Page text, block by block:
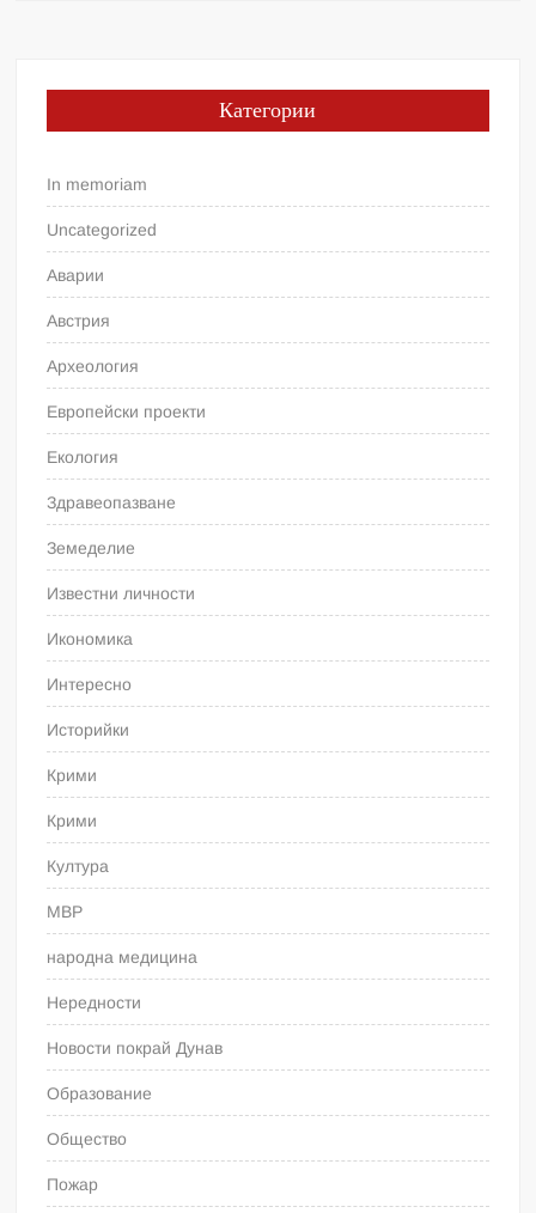
Категории
In memoriam
Uncategorized
Аварии
Австрия
Археология
Европейски проекти
Екология
Здравеопазване
Земеделие
Известни личности
Икономика
Интересно
Историйки
Крими
Крими
Култура
МВР
народна медицина
Нередности
Новости покрай Дунав
Образование
Общество
Пожар